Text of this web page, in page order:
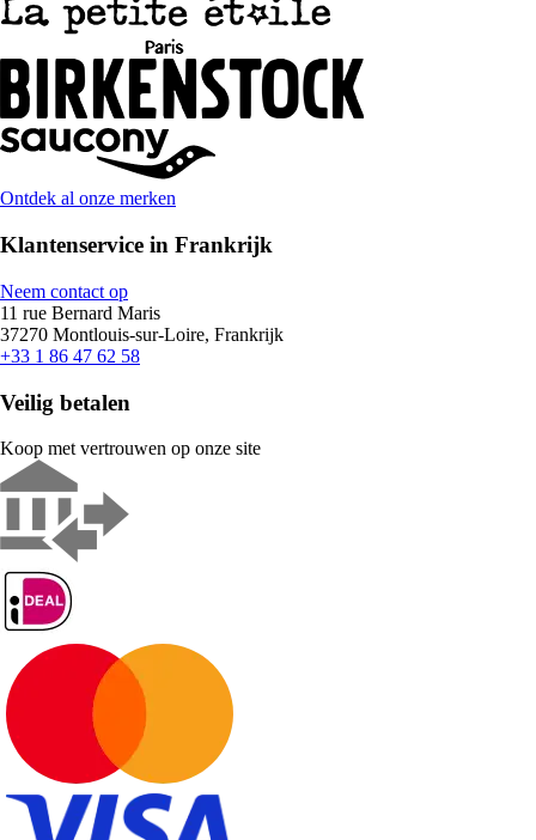
Ontdek al onze merken
Klantenservice in Frankrijk
Neem contact op
11 rue Bernard Maris
37270 Montlouis-sur-Loire, Frankrijk
+33 1 86 47 62 58
Veilig betalen
Koop met vertrouwen op onze site